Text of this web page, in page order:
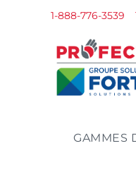
1-888-776-3539
GAMMES